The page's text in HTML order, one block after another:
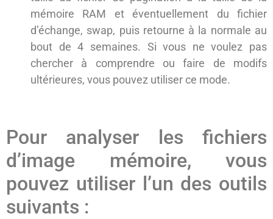
mémoire RAM et éventuellement du fichier
d’échange, swap, puis retourne à la normale au
bout de 4 semaines. Si vous ne voulez pas
chercher à comprendre ou faire de modifs
ultérieures, vous pouvez utiliser ce mode.
Pour analyser les fichiers
d’image mémoire, vous
pouvez utiliser l’un des outils
suivants :